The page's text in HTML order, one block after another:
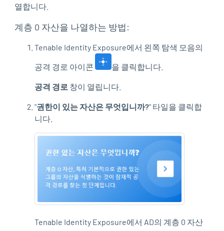
열합니다.
계층 0 자산을 나열하는 방법:
Tenable Identity Exposure에서 왼쪽 탐색 모음의
공격 경로 아이콘 을 클릭합니다.
공격 경로 창이 열립니다.
"권한이 있는 자산은 무엇입니까?" 타일을 클릭합
니다.
Tenable Identity Exposure에서 AD의 계층 0 자산